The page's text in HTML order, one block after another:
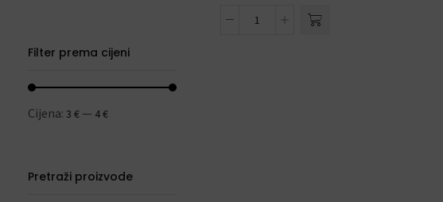
Filter prema cijeni
Cijena: 3 € — 4 €
Pretraži proizvode